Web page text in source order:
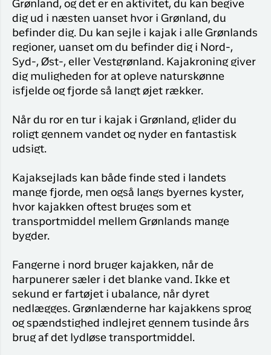
Grønland, og det er en aktivitet, du kan begive
dig ud i næsten uanset hvor i Grønland, du
befinder dig. Du kan sejle i kajak i alle Grønlands
regioner, uanset om du befinder dig i Nord-,
Syd-, Øst-, eller Vestgrønland. Kajakroning giver
dig muligheden for at opleve naturskønne
isfjelde og fjorde så langt øjet rækker.
Når du ror en tur i kajak i Grønland, glider du
roligt gennem vandet og nyder en fantastisk
udsigt.
Kajaksejlads kan både finde sted i landets
mange fjorde, men også langs byernes kyster,
hvor kajakken oftest bruges som et
transportmiddel mellem Grønlands mange
bygder.
Fangerne i nord bruger kajakken, når de
harpunerer sæler i det blanke vand. Ikke et
sekund er fartøjet i ubalance, når dyret
nedlægges. Grønlænderne har kajakkens sprog
og spændstighed indlejret gennem tusinde års
brug af det lydløse transportmiddel.